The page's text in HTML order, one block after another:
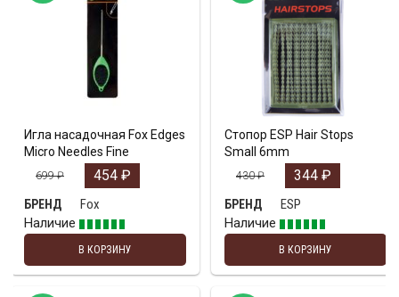
Игла насадочная Fox Edges
Micro Needles Fine
699₽ 454 ₽
БРЕНД
Fox
Наличие
В КОРЗИНУ
Стопор ESP Hair Stops
Small 6mm
430₽ 344 ₽
БРЕНД
ESP
Наличие
В КОРЗИНУ